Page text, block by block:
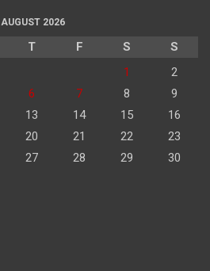
AUGUST 2026
T F S
S
1
2
6 7 8
9
13 14 15
16
20 21 22
23
27 28 29
30